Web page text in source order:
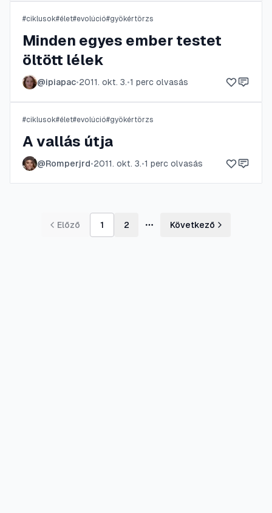
#ciklusok#élet#evolúció#gyökértörzs
Minden egyes ember testet
öltött lélek
@ipiapac•2011. okt. 3.•1 perc olvasás
#ciklusok#élet#evolúció#gyökértörzs
A vallás útja
@Romperjrd•2011. okt. 3.•1 perc olvasás
Előző 1 2
További oldalak
Következő